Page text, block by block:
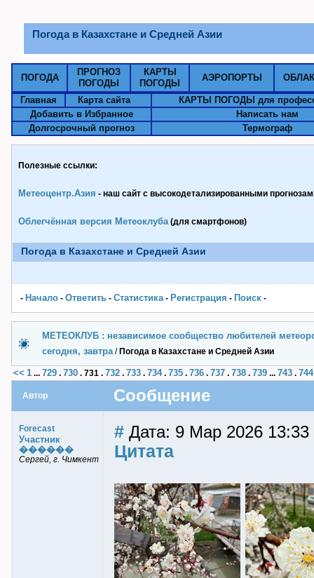
Погода в Казахстане и Средней Азии
ПОГОДА
ПРОГНОЗ
ПОГОДЫ
КАРТЫ
ПОГОДЫ
АЭРОПОРТЫ
Главная Карта сайта
КАРТЫ ПОГОДЫ для
Добавить в Избранное
Написать нам
Долгосрочный прогноз
Термограф
Полезные ссылки:
Метеоцентр.Азия - наш сайт с высокодетализированными
Облегчённая версия Метеоклуба(для смартфонов)
Погода в Казахстане и Средней Азии
- Начало - Ответить - Статистика- Pегистрация - Поиск -
МЕТЕОКЛУБ : независимое сообщество любителей
сегодня, завтра/ Погода в Казахстане и Средней Азии
<< 1 ... 729 . 730 . 731 . 732 . 733 . 734. 735 . 736 . 737 . 738 . 739 ... 743 . 744
Автор Сообщение
Forecast
Участник
������
Сергей, г. Чимкент
# Дата: 9 Мар 2026
Цитата